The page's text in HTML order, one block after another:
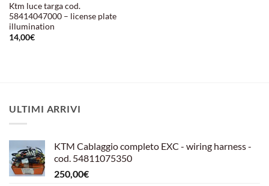
Ktm luce targa cod.
58414047000 – license plate
illumination
14,00€
ULTIMI ARRIVI
KTM Cablaggio completo EXC - wiring harness -
cod. 54811075350
250,00€